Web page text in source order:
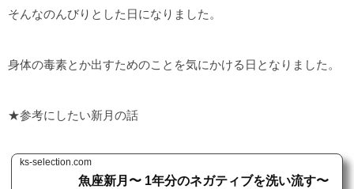
そんなのんびりとした日になりました。
身体の毒素とか出すためのことを気にかける日となりました。
★参考にしたい新月の話
ks-selection.com
魚座新月〜 1年分のネガティブを洗い流す〜